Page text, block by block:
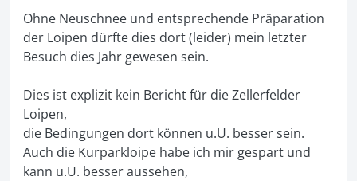
Ohne Neuschnee und entsprechende Präparation
der Loipen dürfte dies dort (leider) mein letzter
Besuch dies Jahr gewesen sein.
Dies ist explizit kein Bericht für die Zellerfelder
Loipen,
die Bedingungen dort können u.U. besser sein.
Auch die Kurparkloipe habe ich mir gespart und
kann u.U. besser aussehen,